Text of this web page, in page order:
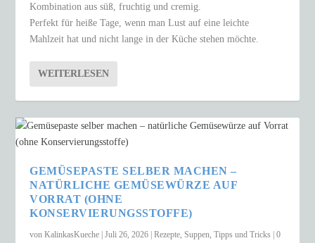
Kombination aus süß, fruchtig und cremig.
Perfekt für heiße Tage, wenn man Lust auf eine leichte
Mahlzeit hat und nicht lange in der Küche stehen möchte.
WEITERLESEN
GEMÜSEPASTE SELBER MACHEN –
NATÜRLICHE GEMÜSEWÜRZE AUF
VORRAT (OHNE
KONSERVIERUNGSSTOFFE)
vonKalinkasKueche |Juli 26, 2026 |Rezepte ,Suppen ,Tipps und Tricks |0